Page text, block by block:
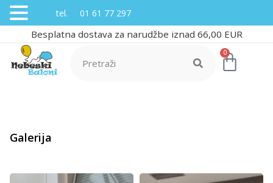
Besplatna dostava za narudžbe iznad 66,00 EUR
0
Galerija
tel. 01 61 77 297